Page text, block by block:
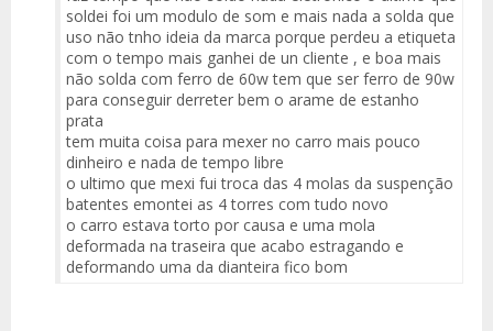
soldei foi um modulo de som e mais nada a solda que
uso não tnho ideia da marca porque perdeu a etiqueta
com o tempo mais ganhei de un cliente , e boa mais
não solda com ferro de 60w tem que ser ferro de 90w
para conseguir derreter bem o arame de estanho
prata
tem muita coisa para mexer no carro mais pouco
dinheiro e nada de tempo libre
o ultimo que mexi fui troca das 4 molas da suspenção
batentes emontei as 4 torres com tudo novo
o carro estava torto por causa e uma mola
deformada na traseira que acabo estragando e
deformando uma da dianteira fico bom